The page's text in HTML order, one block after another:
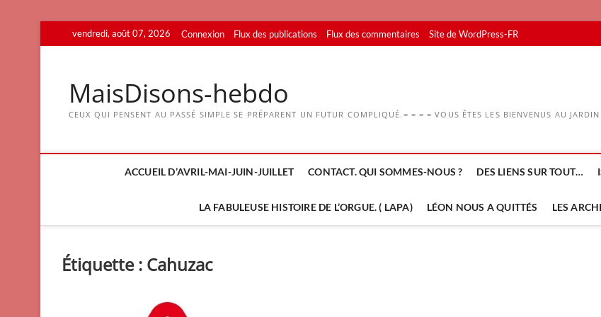
to
vendredi, août 07, 2026 Connexion Flux des publications Flux des commentaires Site de WordPress-FR
MaisDisons-hebdo
CEUX QUI PENSENT AU PASSÉ SIMPLE SE PRÉPARENT UN FUTUR COMPLIQUÉ.= = = = VOUS ÊTES LES BIENVENUS AU
ACCUEIL D’AVRIL-MAI-JUIN-JUILLET CONTACT. QUI SOMMES-NOUS ? DES LIENS SUR TOUT…
LA FABULEUSE HISTOIRE DE L’ORGUE. ( LAPA) LÉON NOUS A QUITTÉS LES
Étiquette : Cahuzac